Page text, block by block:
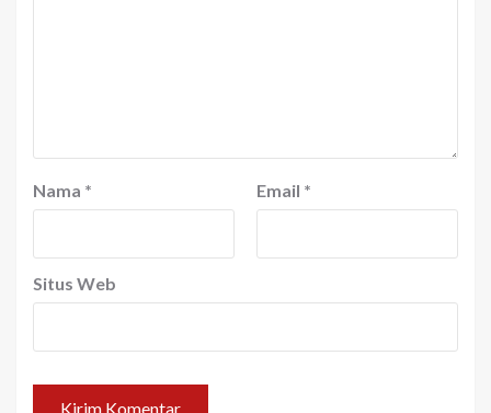
Nama * Email *
Situs Web